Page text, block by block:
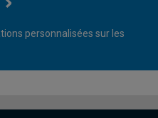
personnalisées sur les